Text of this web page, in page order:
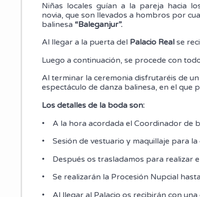
Niñas locales guían a la pareja hacia
novia, que son llevados a hombros por
balinesa “Baleganjur”.
Al llegar a la puerta del Palacio Real se
Luego a continuación, se procede con
Al terminar la ceremonia disfrutaréis de
espectáculo de danza balinesa, en el que
Los detalles de la boda son:
• A la hora acordada el Coordinador de
• Sesión de vestuario y maquillaje para la
• Después os trasladamos para realizar
• Se realizarán la Procesión Nupcial
• Al llegar al Palacio os recibirán con una